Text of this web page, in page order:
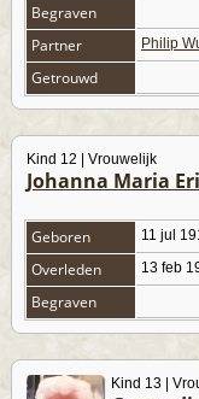
Begraven
Partner
Philip
Getrouwd
Kind 12 | Vrouwelijk
Johanna Maria
Geboren 11 jul
Overleden 13 feb
Begraven
Kind 13 |